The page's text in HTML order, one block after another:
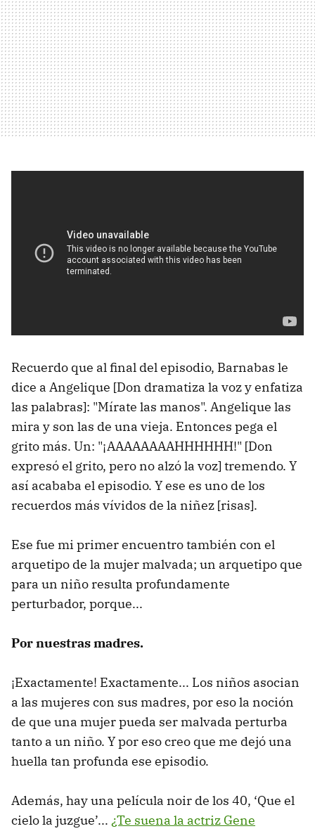
Recuerdo que al final del episodio, Barnabas le
dice a Angelique [Don dramatiza la voz y enfatiza
las palabras]: "Mírate las manos". Angelique las
mira y son las de una vieja. Entonces pega el
grito más. Un: "¡AAAAAAAAHHHHHH!" [Don
expresó el grito, pero no alzó la voz] tremendo. Y
así acababa el episodio. Y ese es uno de los
recuerdos más vívidos de la niñez [risas].
Ese fue mi primer encuentro también con el
arquetipo de la mujer malvada; un arquetipo que
para un niño resulta profundamente
perturbador, porque...
Por nuestras madres.
¡Exactamente! Exactamente... Los niños asocian
a las mujeres con sus madres, por eso la noción
de que una mujer pueda ser malvada perturba
tanto a un niño. Y por eso creo que me dejó una
huella tan profunda ese episodio.
Además, hay una película noir de los 40, ‘Que el
cielo la juzgue’... ¿Te suena la actriz Gene